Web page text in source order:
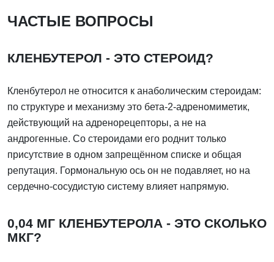
ЧАСТЫЕ ВОПРОСЫ
КЛЕНБУТЕРОЛ - ЭТО СТЕРОИД?
Кленбутерол не относится к анаболическим стероидам:
по структуре и механизму это бета-2-адреномиметик,
действующий на адренорецепторы, а не на
андрогенные. Со стероидами его роднит только
присутствие в одном запрещённом списке и общая
репутация. Гормональную ось он не подавляет, но на
сердечно-сосудистую систему влияет напрямую.
0,04 МГ КЛЕНБУТЕРОЛА - ЭТО СКОЛЬКО
МКГ?